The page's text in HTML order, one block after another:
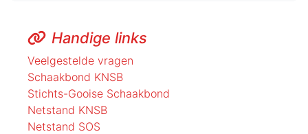
Handige links
Veelgestelde vragen
Schaakbond KNSB
Stichts-Gooise Schaakbond
Netstand KNSB
Netstand SOS